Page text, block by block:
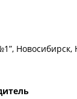
Новосибирск,